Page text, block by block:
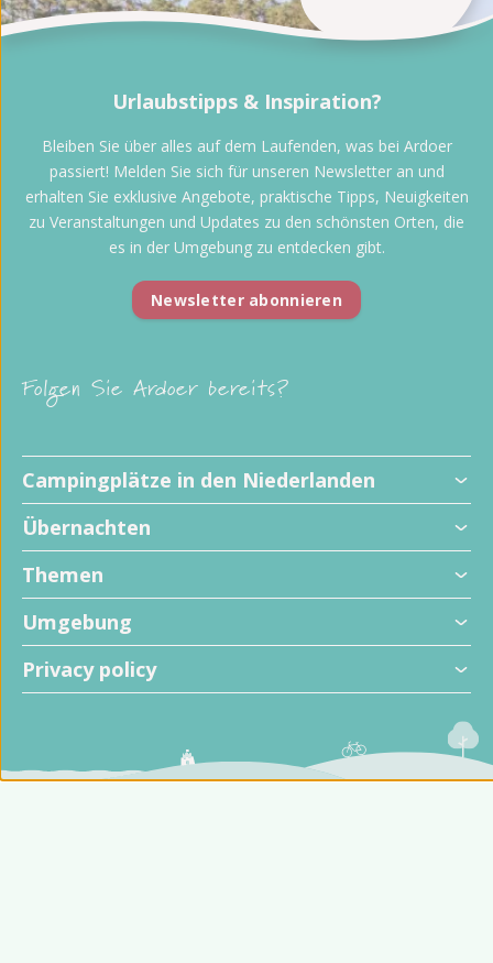
Folgen Sie Ardoer bereits?
Campingplätze in den Niederlanden
Übernachten
Themen
Umgebung
Privacy policy
Urlaubstipps & Inspiration?
Bleiben Sie über alles auf dem Laufenden, was bei Ardoer
passiert! Melden Sie sich für unseren Newsletter an und
erhalten Sie exklusive Angebote, praktische Tipps, Neuigkeiten
zu Veranstaltungen und Updates zu den schönsten Orten, die
es in der Umgebung zu entdecken gibt.
Newsletter abonnieren